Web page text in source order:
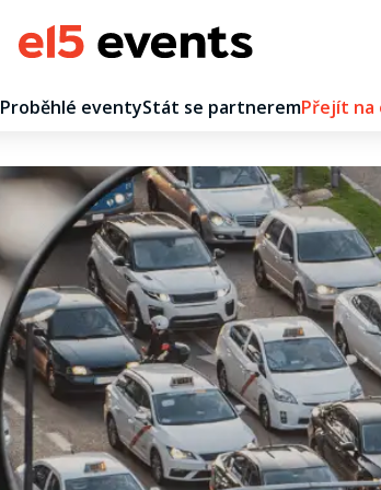
Proběhlé eventyStát se partneremPřejít na